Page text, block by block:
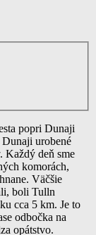
popri Dunaji
urobené
Každý deň sme
komorách,
Väčšie
boli Tulln
cca 5 km. Je to
odbočka na
opátstvo.